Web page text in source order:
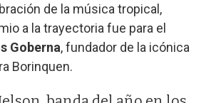
de la música tropical,
a la trayectoria fue para el
Goberna, fundador de la icónica
Borinquen.